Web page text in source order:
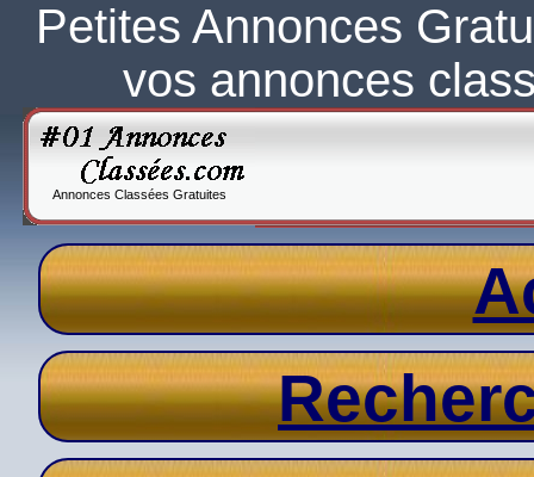
Petites Annonces
vos annonces
Annonces Classées Gratuites